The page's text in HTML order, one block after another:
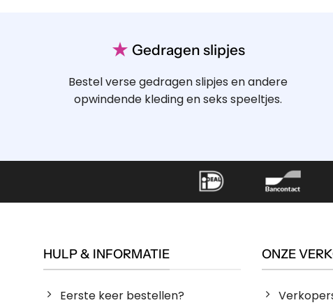
★ Gedragen slipjes
Bestel verse gedragen slipjes en andere
opwindende kleding en seks speeltjes.
HULP & INFORMATIE
Eerste keer bestellen?
ONZE